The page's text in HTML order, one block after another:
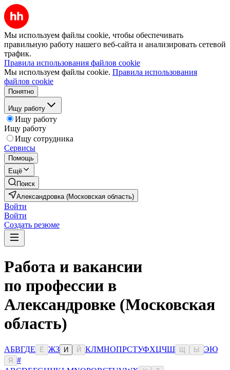
Мы используем файлы cookie, чтобы обеспечивать
правильную работу нашего веб-сайта и анализировать сетевой
трафик.
Правила использования файлов cookie
Мы используем файлы cookie. Правила использования
файлов cookie
Понятно
Ищу работу
Ищу работу
Ищу работу
Ищу сотрудника
Сервисы
Помощь
Ещё
Поиск
Александровка (Московская область)
Войти
Войти
Создать резюме
Работа и вакансии
по профессии в
Александровке (Московская
область)
АБВГДЕ Ё ЖЗ И Й КЛМНОПРСТУФХЦЧШ Ы ЭЮ
Я
#